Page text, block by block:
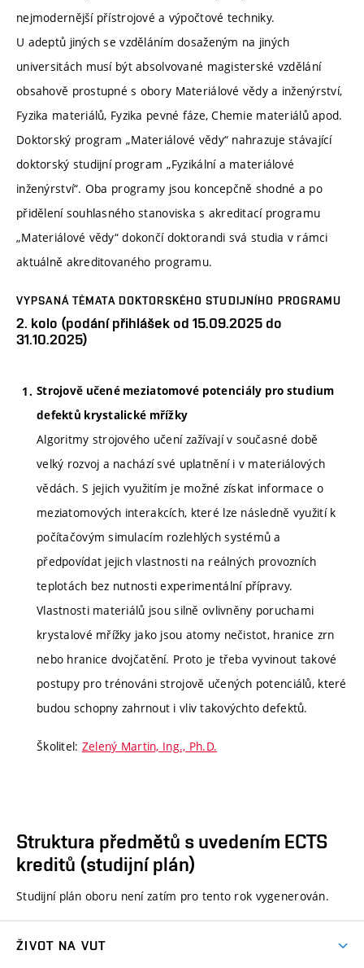
nejmodernější přístrojové a výpočtové techniky.
U adeptů jiných se vzděláním dosaženým na jiných
universitách musí být absolvované magisterské vzdělání
obsahově prostupné s obory Materiálové vědy a inženýrství,
Fyzika materiálů, Fyzika pevné fáze, Chemie materiálů apod.
Doktorský program „Materiálové vědy“ nahrazuje stávající
doktorský studijní program „Fyzikální a materiálové
inženýrství“. Oba programy jsou koncepčně shodné a po
přidělení souhlasného stanoviska s akreditací programu
„Materiálové vědy“ dokončí doktorandi svá studia v rámci
aktuálně akreditovaného programu.
VYPSANÁ TÉMATA DOKTORSKÉHO STUDIJNÍHO PROGRAMU
2. kolo (podání přihlášek od 15.09.2025 do
31.10.2025)
Strojově učené meziatomové potenciály pro studium
defektů krystalické mřížky
Algoritmy strojového učení zažívají v současné době
velký rozvoj a nachází své uplatnění i v materiálových
vědách. S jejich využitím je možné získat informace o
meziatomových interakcích, které lze následně využití k
počítačovým simulacím rozlehlých systémů a
předpovídat jejich vlastnosti na reálných provozních
teplotách bez nutnosti experimentální přípravy.
Vlastnosti materiálů jsou silně ovlivněny poruchami
krystalové mřížky jako jsou atomy nečistot, hranice zrn
nebo hranice dvojčatění. Proto je třeba vyvinout takové
postupy pro trénováni strojově učených potenciálů, které
budou schopny zahrnout i vliv takovýchto defektů.
Školitel: Zelený Martin, Ing., Ph.D.
Struktura předmětů s uvedením ECTS
kreditů (studijní plán)
Studijní plán oboru není zatím pro tento rok vygenerován.
ŽIVOT NA VUT